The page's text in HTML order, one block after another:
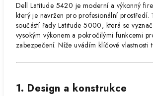
Dell Latitude 5420 je moderní a výkonný
který je navržen pro profesionální prostředí.
součástí řady Latitude 5000, která se
vysokým výkonem a pokročilými funkcemi
zabezpečení. Níže uvádím klíčové vlastnosti
1. Design a konstrukce